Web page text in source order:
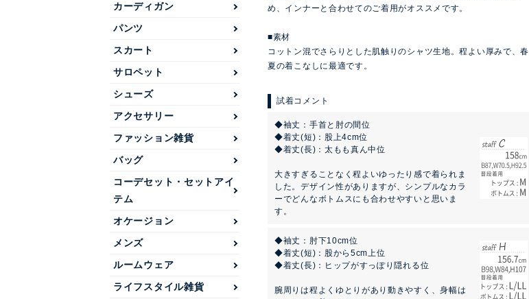
カーディガン
パンツ
スカート
サロペット
シューズ
アクセサリー
ファッション雑貨
バッグ
コーデセット・セットアイ
テム
オケージョン
メンズ
ルームウェア
ライフスタイル雑貨
め、インナーと合わせてのご着用がオススメです。
■素材
コットン混でさらりとした肌触りのシャツ生地。程よい厚みで、春
夏の着こなしに最適です。
◆袖丈：手首と肘の間位
◆着丈(短)：股上4cm位
◆着丈(長)：太もも真ん中位
大きすぎることなく程よいゆったり感で着られま
した。デザイン性がありますが、シンプルなカラ
ーでどんなボトムスにも合わせやすいと思いま
す。
◆袖丈：肘下10cm位
◆着丈(短)：股から5cm上位
◆着丈(長)：ヒップがすっぽり隠れる位
腕周りは程よくゆとりがあり動きやすく、身幅は